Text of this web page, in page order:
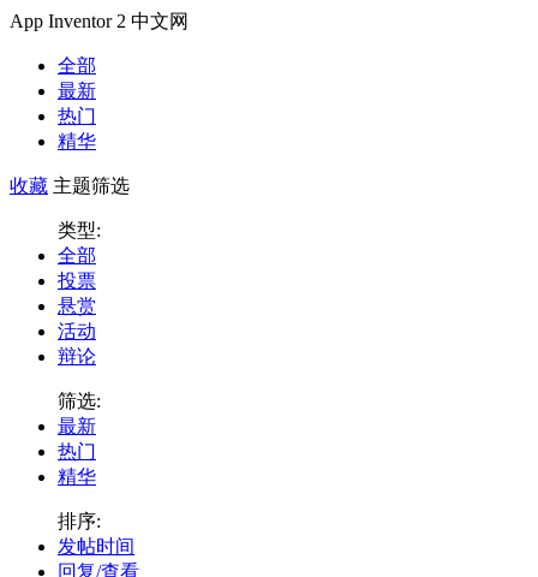
App Inventor 2 中文网
全部
最新
热门
精华
收藏 主题筛选
类型:
全部
投票
悬赏
活动
辩论
筛选:
最新
热门
精华
排序:
发帖时间
回复/查看